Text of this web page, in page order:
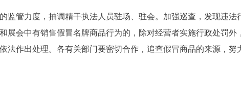
管力度，抽调精干执法人员驻场、驻会。加强巡查，发现违法
展会中有销售假冒名牌商品行为的，除对经营者实施行政处罚外
法作出处理。各有关部门要密切合作，追查假冒商品的来源，努